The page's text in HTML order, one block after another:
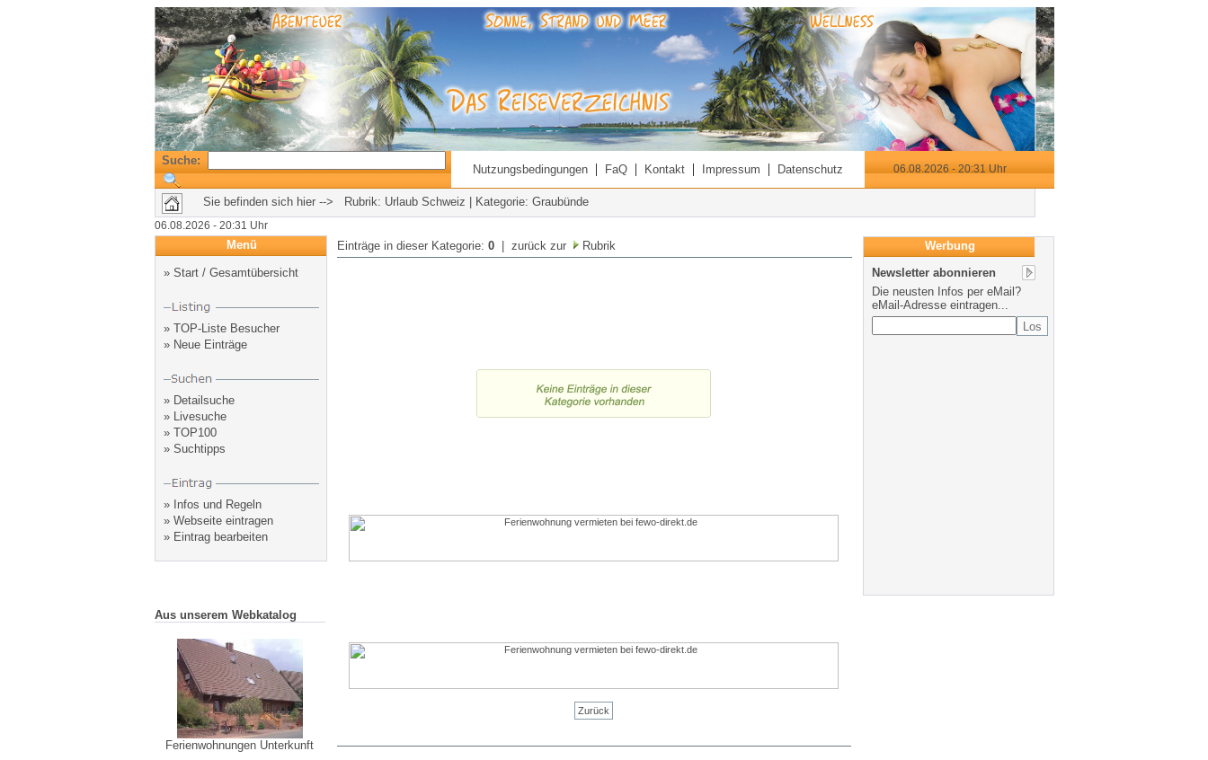
Suche:
Nutzungsbedingungen| FaQ| Kontakt| Impressum | Datenschutz 06.08.2026 - 20:31 Uhr
Sie befinden sich hier --> Rubrik: Urlaub Schweiz | Kategorie: Graubünde
06.08.2026 - 20:31 Uhr
Menü
» Start / Gesamtübersicht
» TOP-Liste Besucher
» Neue Einträge
» Detailsuche
» Livesuche
» TOP100
» Suchtipps
»
Infos und Regeln
» Webseite eintragen
» Eintrag bearbeiten
Aus unserem Webkatalog
Ferienwohnungen Unterkunft
Einträge in dieser Kategorie: 0| zurück zur Rubrik
Zurück
Werbung
Newsletter abonnieren
Die neusten Infos per eMail?
eMail-Adresse eintragen...